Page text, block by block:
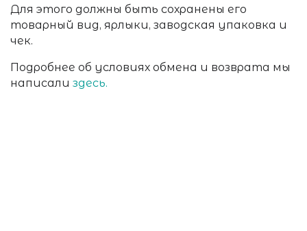
Для этого должны быть сохранены его
товарный вид, ярлыки, заводская упаковка и
чек.
Подробнее об условиях обмена и возврата мы
написали здесь.